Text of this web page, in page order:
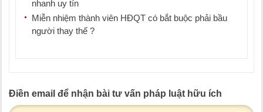
nhanh uy tín
Miễn nhiệm thành viên HĐQT có bắt buộc phải bầu
người thay thế ?
Điền email để nhận bài tư vấn pháp luật hữu ích